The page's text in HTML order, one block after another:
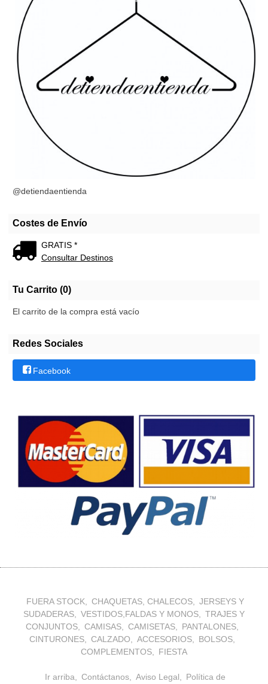
@detiendaentienda
Costes de Envío
GRATIS *
Consultar Destinos
Tu Carrito (0)
El carrito de la compra está vacío
Redes Sociales
Facebook
FUERA STOCK CHAQUETAS, CHALECOS
JERSEYS Y
SUDADERAS
VESTIDOS,FALDAS Y MONOS
TRAJES Y
CONJUNTOS
CAMISAS CAMISETAS
PANTALONES
CINTURONES
CALZADO ACCESORIOS
BOLSOS
COMPLEMENTOS
FIESTA
Ir arriba Contáctanos Aviso Legal Política de